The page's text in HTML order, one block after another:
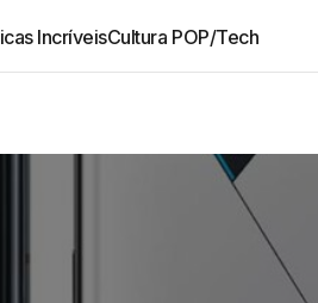
IncríveisCultura POP/Tech